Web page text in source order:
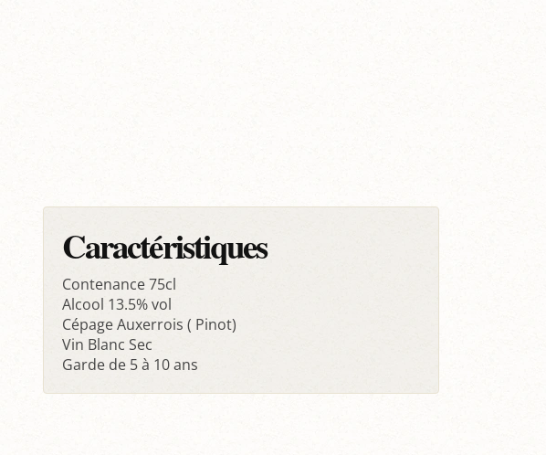
Caractéristiques
Contenance 75cl
Alcool 13.5% vol
Cépage Auxerrois ( Pinot)
Vin Blanc Sec
Garde de 5 à 10 ans